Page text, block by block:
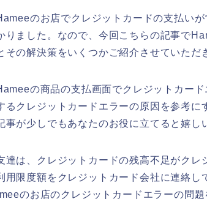
のお店でクレジットカードの支払い
りました。なので、今回こちらの記事で
その解決策をいくつかご紹介させていただ
の商品の支払画面でクレジットカー
るクレジットカードエラーの原因を参考に
事が少しでもあなたのお役に立てると嬉し
達は、クレジットカードの残高不足がクレ
用限度額をクレジットカード会社に連絡し
のお店のクレジットカードエラーの問